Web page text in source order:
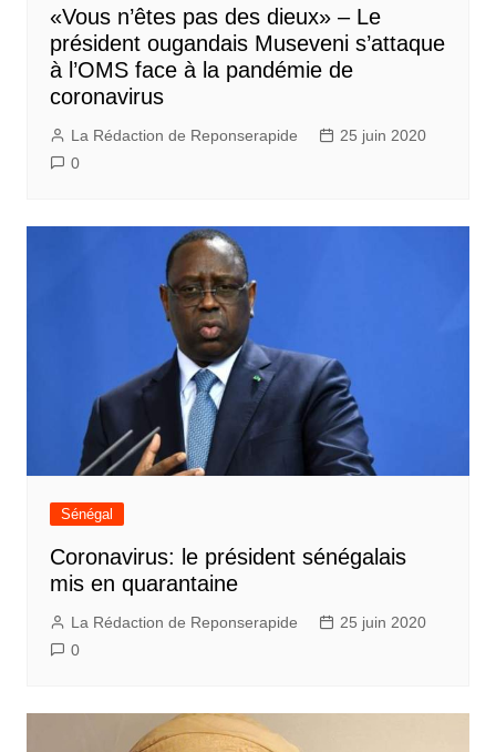
«Vous n’êtes pas des dieux» – Le
président ougandais Museveni s’attaque
à l’OMS face à la pandémie de
coronavirus
La Rédaction de Reponserapide
25 juin 2020
0
Sénégal
Coronavirus: le président sénégalais
mis en quarantaine
La Rédaction de Reponserapide
25 juin 2020
0